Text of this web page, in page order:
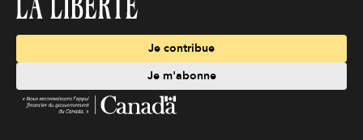
Je contribue
Je m'abonne